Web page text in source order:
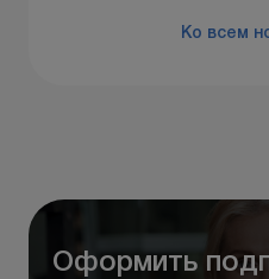
Ко всем
Оформить